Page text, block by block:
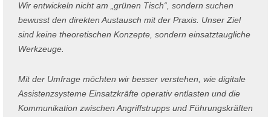
Wir entwickeln nicht am „grünen Tisch“, sondern suchen
bewusst den direkten Austausch mit der Praxis. Unser Ziel
sind keine theoretischen Konzepte, sondern einsatztaugliche
Werkzeuge.
Mit der Umfrage möchten wir besser verstehen, wie digitale
Assistenzsysteme Einsatzkräfte operativ entlasten und die
Kommunikation zwischen Angriffstrupps und Führungskräften